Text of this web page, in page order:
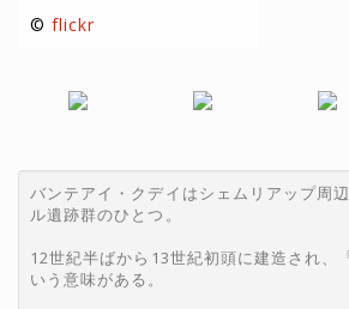
©flickr
バンテアイ・クデイはシェムリアップ周
ル遺跡群のひとつ。
12世紀半ばから13世紀初頭に建造され、
いう意味がある。